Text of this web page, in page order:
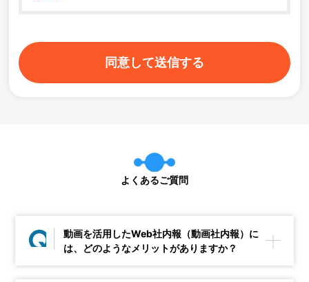
同意して送信する
よくあるご質問
動画を活用したWeb社内報（動画社内報）に
は、どのようなメリットがありますか？